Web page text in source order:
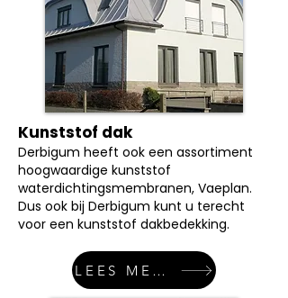
Kunststof dak
Derbigum heeft ook een assortiment
hoogwaardige kunststof
waterdichtingsmembranen, Vaeplan.
Dus ook bij Derbigum kunt u terecht
voor een kunststof dakbedekking.
LEES MEER